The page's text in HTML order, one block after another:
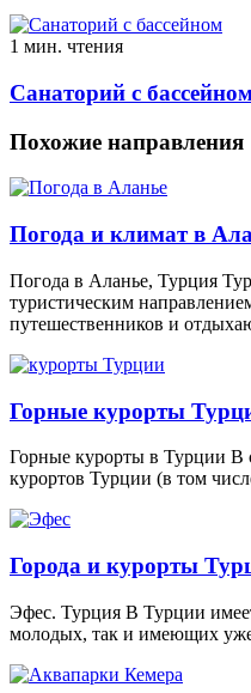
1 мин. чтения
Санаторий с
Похожие направления
Погода и климат в
Погода в Аланье, Турция
туристическим
путешественников и
Горные курорты
Горные курорты в Турции В
курортов Турции (в том
Города и курорты
Эфес. Турция В Турции
молодых, так и имеющих